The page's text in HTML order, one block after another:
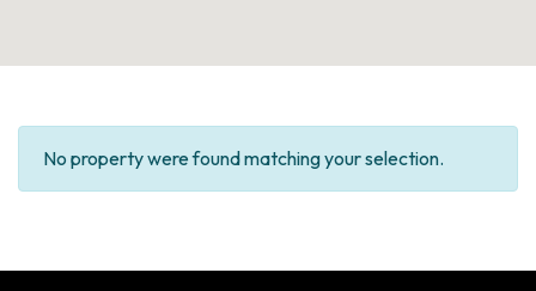
No property were found matching your selection.